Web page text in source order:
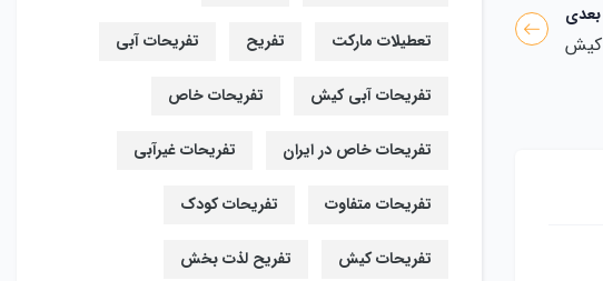
کیش تعطیلات مارکت تفریح تفریحات آبی
تفریحات آبی کیش تفریحات خاص
تفریحات خاص در ایران تفریحات غیرآبی
تفریحات متفاوت تفریحات کودک
تفریحات کیش تفریح لذت بخش